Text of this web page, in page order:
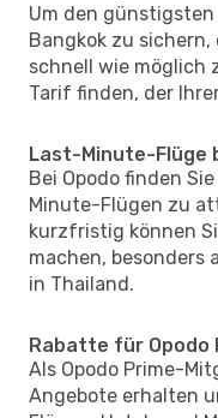
Um den
Bangkok zu
schnell wie möglich
Tarif finden, der
Last-Minute-Flüge
Bei Opodo finden
Minute-Flügen zu
kurzfristig können
machen, besonders
in Thailand.
Rabatte für Opodo
Als Opodo Prime-
Angebote erhalten